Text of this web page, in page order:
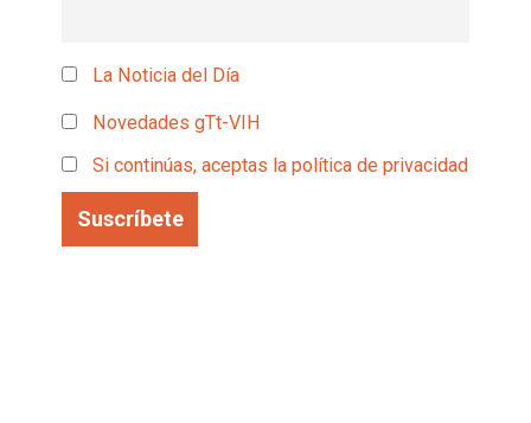
La Noticia del Día
Novedades gTt-VIH
Si continúas, aceptas la política de privacidad